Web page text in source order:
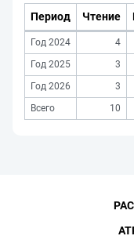
Период Чтение
Год 2024 4
Год 2025
3
Год 2026
3
Всего
10